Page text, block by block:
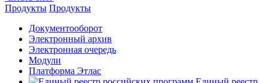
Продукты Продукты
Документооборот
Электронный архив
Электронная очередь
Модули
Платформа Этлас